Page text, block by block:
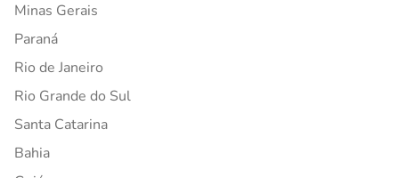
Minas Gerais
Paraná
Rio de Janeiro
Rio Grande do Sul
Santa Catarina
Bahia